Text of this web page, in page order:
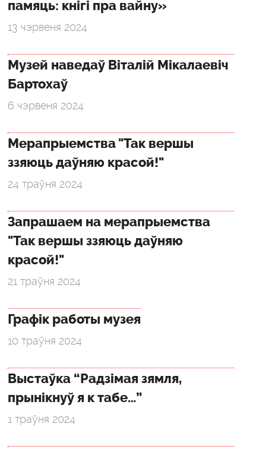
памяць: кнігі пра вайну»
13 чэрвеня 2024
Музей наведаў Віталій Мікалаевіч
Бартохаў
6 чэрвеня 2024
Мерапрыемства "Так вершы
ззяюць даўняю красой!"
24 траўня 2024
Запрашаем на мерапрыемства
"Так вершы ззяюць даўняю
красой!"
21 траўня 2024
Графік работы музея
10 траўня 2024
Выстаўка “Радзімая зямля,
прынікнуў я к табе…”
1 траўня 2024